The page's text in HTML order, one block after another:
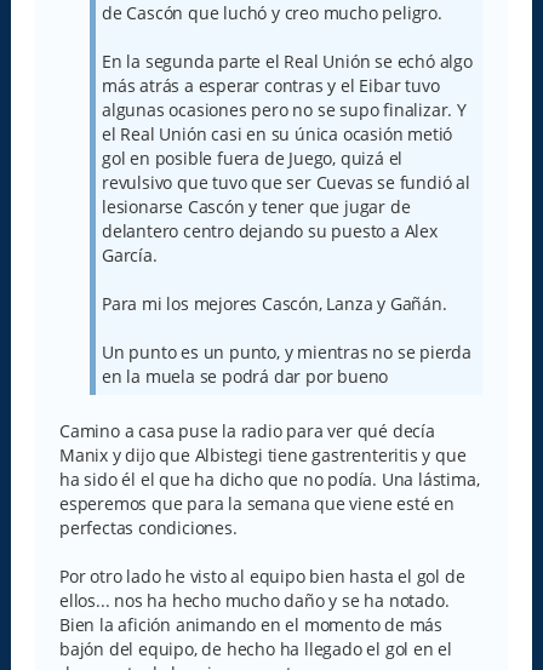
de Cascón que luchó y creo mucho peligro.
En la segunda parte el Real Unión se echó algo
más atrás a esperar contras y el Eibar tuvo
algunas ocasiones pero no se supo finalizar. Y
el Real Unión casi en su única ocasión metió
gol en posible fuera de Juego, quizá el
revulsivo que tuvo que ser Cuevas se fundió al
lesionarse Cascón y tener que jugar de
delantero centro dejando su puesto a Alex
García.
Para mi los mejores Cascón, Lanza y Gañán.
Un punto es un punto, y mientras no se pierda
en la muela se podrá dar por bueno
Camino a casa puse la radio para ver qué decía
Manix y dijo que Albistegi tiene gastrenteritis y que
ha sido él el que ha dicho que no podía. Una lástima,
esperemos que para la semana que viene esté en
perfectas condiciones.
Por otro lado he visto al equipo bien hasta el gol de
ellos... nos ha hecho mucho daño y se ha notado.
Bien la afición animando en el momento de más
bajón del equipo, de hecho ha llegado el gol en el